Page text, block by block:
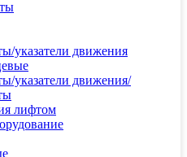
указатели движения
указатели движения/
лифтом